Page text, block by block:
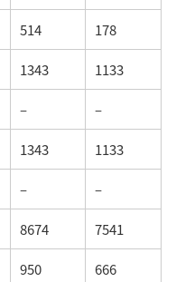
514 178
1343 1133
– –
1343 1133
– –
8674 7541
950 666